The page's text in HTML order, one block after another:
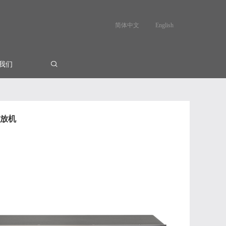
简体中文 English
们
机